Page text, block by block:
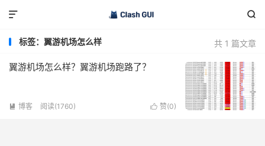


共 1 篇文章
标签：翼游机场怎么样
翼游机场怎么样？翼游机场跑路了？
 赞(0)
 博客 阅读(1760)